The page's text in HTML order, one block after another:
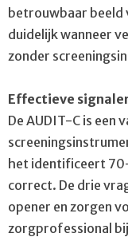
betrouwbaar beeld
duidelijk wanneer
zonder
Effectieve
De AUDIT-C is een
het identificeert
correct. De drie
opener en zorgen
zorgprofessional